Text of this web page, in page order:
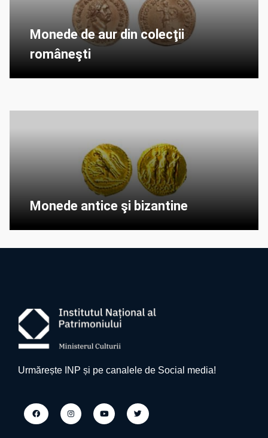
Monede de aur din colecţii
româneşti
Monede antice şi bizantine
Urmărește INP și pe canalele de Social media!